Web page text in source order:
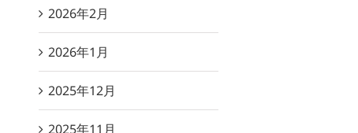
2026年2月
2026年1月
2025年12月
2025年11月